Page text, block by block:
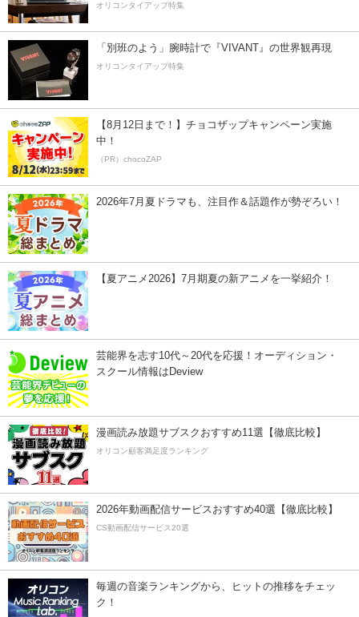
オリコンタイアップ特集
「別班のよう」腕時計で『VIVANT』の世界観再現
オリコンタイアップ特集
【8月12日まで！】チョコザップキャンペーン実施
中！
（PR）chocoZAP
2026年7月夏ドラマも、注目作＆話題作が勢ぞろい！
【夏アニメ2026】7月期夏の新アニメを一挙紹介！
芸能界を志す10代～20代を応援！オーディション・
スクール情報はDeview
漫画読み放題サブスクおすすめ11選【徹底比較】
オリコン顧客満足度ランキング
2026年動画配信サービスおすすめ40選【徹底比較】
CS動画配信サービス20選
毎週の音楽ランキングから、ヒットの推移をチェッ
ク！